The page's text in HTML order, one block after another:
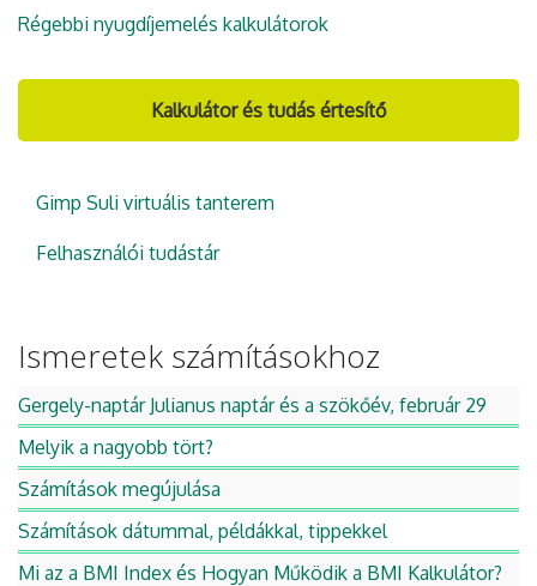
Régebbi nyugdíjemelés kalkulátorok
Kalkulátor és tudás értesítő
Gimp Suli virtuális tanterem
Felhasználói tudástár
Ismeretek számításokhoz
Gergely-naptár Julianus naptár és a szökőév, február 29
Melyik a nagyobb tört?
Számítások megújulása
Számítások dátummal, példákkal, tippekkel
Mi az a BMI Index és Hogyan Működik a BMI Kalkulátor?